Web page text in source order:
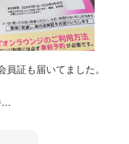
証も届いてました。
…